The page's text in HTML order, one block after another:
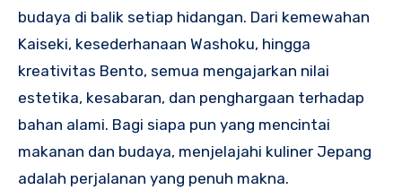
budaya di balik setiap hidangan. Dari kemewahan
Kaiseki, kesederhanaan Washoku, hingga
kreativitas Bento, semua mengajarkan nilai
estetika, kesabaran, dan penghargaan terhadap
bahan alami. Bagi siapa pun yang mencintai
makanan dan budaya, menjelajahi kuliner Jepang
adalah perjalanan yang penuh makna.